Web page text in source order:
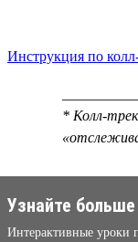
Инструкция по
* Колл-
Узнайте
Интерактивные уроки